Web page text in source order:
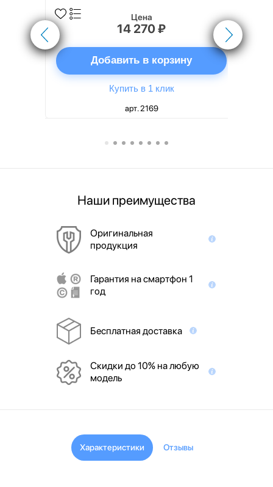
Цена
14 270 ₽
Добавить в корзину
Купить в 1 клик
арт. 2169
Наши преимущества
Оригинальная
продукция
Гарантия на смартфон 1
год
Бесплатная доставка
Скидки до 10% на любую
модель
Характеристики Отзывы